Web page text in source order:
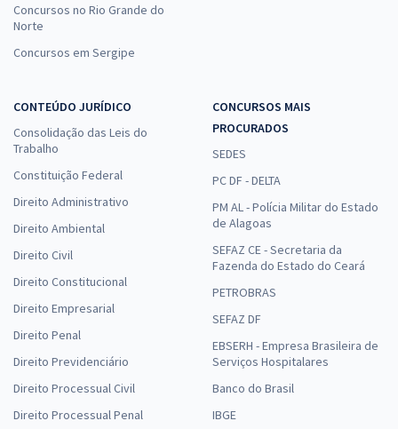
Concursos no Rio Grande do
Norte
Concursos em Sergipe
CONTEÚDO JURÍDICO
Consolidação das Leis do
Trabalho
Constituição Federal
Direito Administrativo
Direito Ambiental
Direito Civil
Direito Constitucional
Direito Empresarial
Direito Penal
Direito Previdenciário
Direito Processual Civil
Direito Processual Penal
CONCURSOS MAIS
PROCURADOS
SEDES
PC DF - DELTA
PM AL - Polícia Militar do Estado
de Alagoas
SEFAZ CE - Secretaria da
Fazenda do Estado do Ceará
PETROBRAS
SEFAZ DF
EBSERH - Empresa Brasileira de
Serviços Hospitalares
Banco do Brasil
IBGE